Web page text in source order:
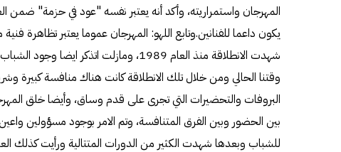
المهرجان واستمراريته، وأكد أنه يعتبر نفسه "عود في حزمة" ضمن
يكون داعما للفنانين.وتابع اللهو: المهرجان عموما يعتبر تظاهرة
شهدت الانطلاقة منذ العام 1989، ومازلت
وقتنا الحالي ومن خلال تلك الانطلاقة كانت هناك منافسة كبيرة
البروفات والتحضيرات التي تجرى على قدم وساق، وأيضا خلق
بين الحضور وبين الفرق المتنافسة، وتم الامر بوجود مسؤولين
للشباب وبعدها شهدت الكثير من الدورات المتتالية ورأيت كذلك